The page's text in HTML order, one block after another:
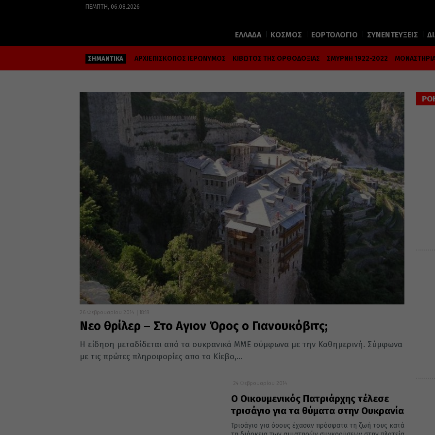
ΠΈΜΠΤΗ, 06.08.2026
ΕΛΛΑΔΑ ΚΟΣΜΟΣ ΕΟΡΤΟΛΟΓΙΟ ΣΥΝΕΝΤΕΥΞΕΙΣ
ΣΗΜΑΝΤΙΚΑ ΑΡΧΙΕΠΙΣΚΟΠΟΣ ΙΕΡΩΝΥΜΟΣ ΚΙΒΩΤΟΣ ΤΗΣ ΟΡΘΟΔΟΞΙΑΣ ΣΜΥΡΝΗ 1922-2022
26 Φεβρουαρίου 2014 18:18
Νεο θρίλερ – Στο Αγιον Όρος ο Γιανουκόβιτς;
Η είδηση μεταδίδεται από τα ουκρανικά ΜΜΕ σύμφωνα με την Καθημερινή. Σύμφωνα
με τις πρώτες πληροφορίες απο το Κίεβο,...
24 Φεβρουαρίου 2014
Ο Οικουμενικός Πατριάρχης τέλεσε
τρισάγιο για τα θύματα στην Ουκρανία
Τρισάγιο για όσους έχασαν πρόσφατα τη ζωή τους κατά